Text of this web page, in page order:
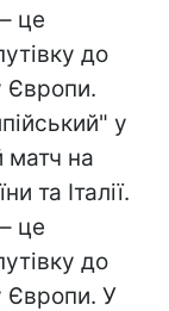
це
до
Європи.
у
матч на
та Італії.
це
до
Європи. У